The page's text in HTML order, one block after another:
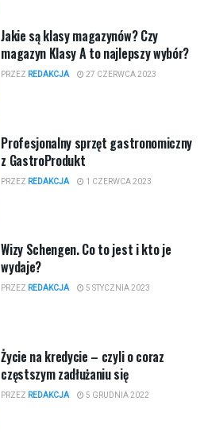
Jakie są klasy magazynów? Czy
magazyn Klasy A to najlepszy wybór?
PRZEZ REDAKCJA 27 CZERWCA 2023
Profesjonalny sprzęt gastronomiczny
z GastroProdukt
PRZEZ REDAKCJA 1 CZERWCA 2023
Wizy Schengen. Co to jest i kto je
wydaje?
PRZEZ REDAKCJA 5 STYCZNIA 2023
Życie na kredycie – czyli o coraz
częstszym zadłużaniu się
PRZEZ REDAKCJA 5 GRUDNIA 2022